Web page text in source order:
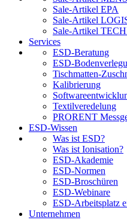
Sale-Artikel EPA
Sale-Artikel
Sale-Artikel
Services
ESD-Beratung
ESD-
Tischmatten-
Kalibrierung
Textilveredelung
PRORENT
ESD-Wissen
Was ist ESD?
Was ist Ionisation?
ESD-Akademie
ESD-Normen
ESD-Broschüren
ESD-Webinare
ESD-Arbeitsplatz
Unternehmen